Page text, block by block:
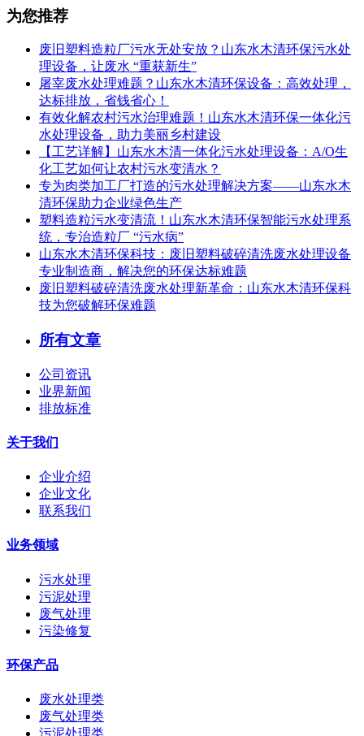
为您推荐
废旧塑料造粒厂污水无处安放？山东水木清环保污水处
理设备，让废水 “重获新生”
屠宰废水处理难题？山东水木清环保设备：高效处理，
达标排放，省钱省心！
有效化解农村污水治理难题！山东水木清环保一体化污
水处理设备，助力美丽乡村建设
【工艺详解】山东水木清一体化污水处理设备：A/O生
化工艺如何让农村污水变清水？
专为肉类加工厂打造的污水处理解决方案——山东水木
清环保助力企业绿色生产
塑料造粒污水变清流！山东水木清环保智能污水处理系
统，专治造粒厂 “污水病”
山东水木清环保科技：废旧塑料破碎清洗废水处理设备
专业制造商，解决您的环保达标难题
废旧塑料破碎清洗废水处理新革命：山东水木清环保科
技为您破解环保难题
所有文章
公司资讯
业界新闻
排放标准
关于我们
企业介绍
企业文化
联系我们
业务领域
污水处理
污泥处理
废气处理
污染修复
环保产品
废水处理类
废气处理类